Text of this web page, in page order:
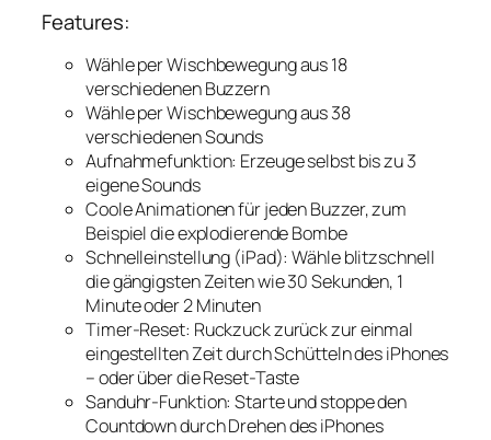
Features:
Wähle per Wischbewegung aus 18
verschiedenen Buzzern
Wähle per Wischbewegung aus 38
verschiedenen Sounds
Aufnahmefunktion: Erzeuge selbst bis zu 3
eigene Sounds
Coole Animationen für jeden Buzzer, zum
Beispiel die explodierende Bombe
Schnelleinstellung (iPad): Wähle blitzschnell
die gängigsten Zeiten wie 30 Sekunden, 1
Minute oder 2 Minuten
Timer-Reset: Ruckzuck zurück zur einmal
eingestellten Zeit durch Schütteln des iPhones
– oder über die Reset-Taste
Sanduhr-Funktion: Starte und stoppe den
Countdown durch Drehen des iPhones